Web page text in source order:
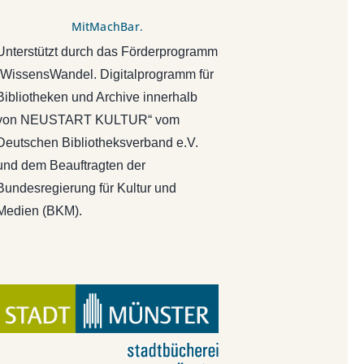
MitMachBar.
durch das Förderprogramm
Digitalprogramm für
und Archive innerhalb
NEUSTART KULTUR“ vom
Bibliotheksverband e.V.
dem Beauftragten der
für Kultur und
(BKM).